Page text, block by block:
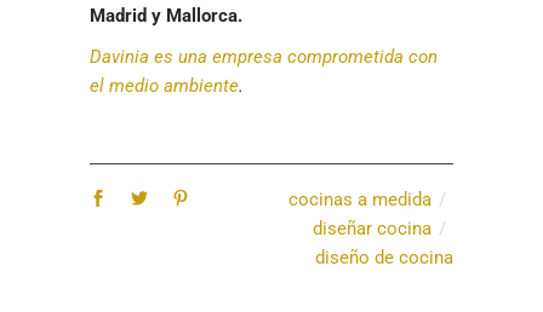
Madrid y Mallorca.
Davinia es una empresa comprometida con
el medio ambiente.
cocinas a medida
diseñar cocina
diseño de cocina